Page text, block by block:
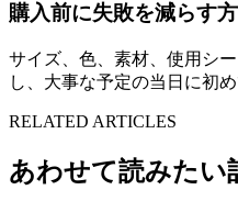
購入前に失敗を減らす
サイズ、色、素材、使用シ
し、大事な予定の当日に初
RELATED ARTICLES
あわせて読みたい